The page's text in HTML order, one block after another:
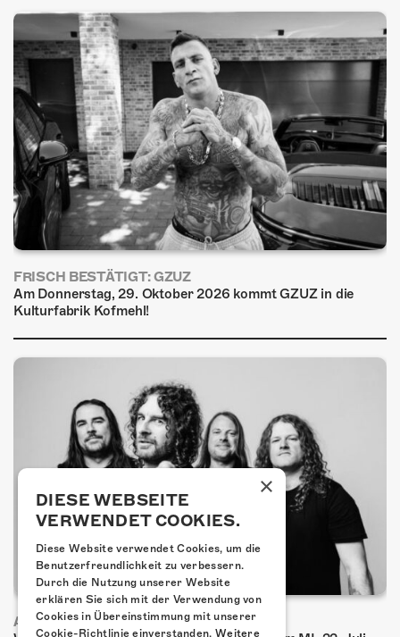
FRISCH BESTÄTIGT: GZUZ
Am Donnerstag, 29. Oktober 2026 kommt GZUZ in die
Kulturfabrik Kofmehl!
AIRBOURNE - SPECIAL SUMMER SHOW
×
DIESE WEBSEITE
VERWENDET COOKIES.
Diese Website verwendet Cookies, um die
Benutzerfreundlichkeit zu verbessern.
Durch die Nutzung unserer Website
erklären Sie sich mit der Verwendung von
Cookies in Übereinstimmung mit unserer
Cookie-Richtlinie einverstanden. Weitere